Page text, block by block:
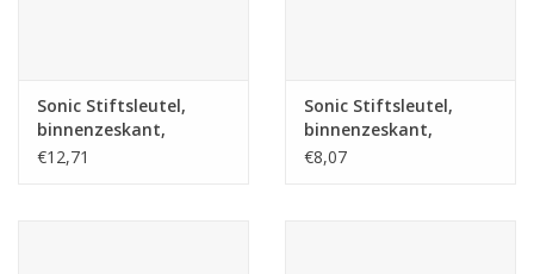
Sonic Stiftsleutel,
binnenzeskant,
kogelkop extra lang
€12,71
Sonic Stiftsleutel,
binnenzeskant,
kogelkop extra lang
€8,07